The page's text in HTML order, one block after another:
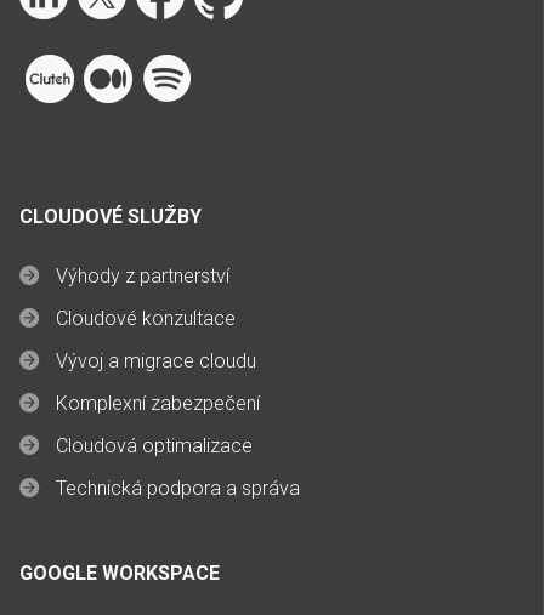
CLOUDOVÉ SLUŽBY
Výhody z partnerství
Cloudové konzultace
Vývoj a migrace cloudu
Komplexní zabezpečení
Cloudová optimalizace
Technická podpora a správa
GOOGLE WORKSPACE